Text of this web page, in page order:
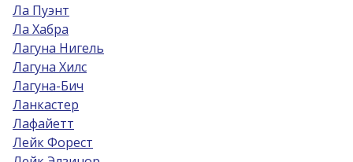
Ла Пуэнт
Ла Хабра
Лагуна Нигель
Лагуна Хилс
Лагуна-Бич
Ланкастер
Лафайетт
Лейк Форест